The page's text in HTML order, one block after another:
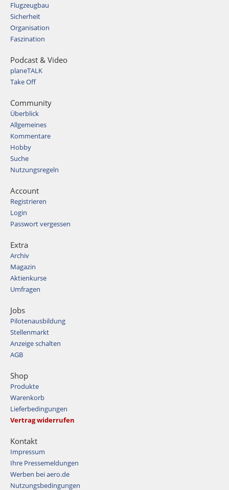
Flugzeugbau
Sicherheit
Organisation
Faszination
Podcast & Video
planeTALK
Take Off
Community
Überblick
Allgemeines
Kommentare
Hobby
Suche
Nutzungsregeln
Account
Registrieren
Login
Passwort vergessen
Extra
Archiv
Magazin
Aktienkurse
Umfragen
Jobs
Pilotenausbildung
Stellenmarkt
Anzeige schalten
AGB
Shop
Produkte
Warenkorb
Lieferbedingungen
Vertrag widerrufen
Kontakt
Impressum
Ihre Pressemeldungen
Werben bei aero.de
Nutzungsbedingungen